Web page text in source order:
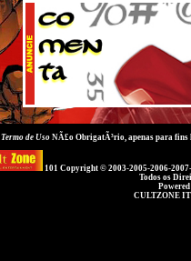
Termo de UsoNÃ£o ObrigatÃ³rio, apenas para
101 Copyright © 2003-2005-2006-
Todos os
CULTZONE